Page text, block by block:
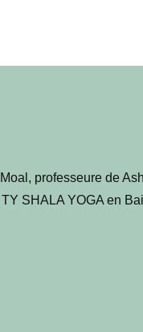
pro­fes­seure de
SHALA YOGA en